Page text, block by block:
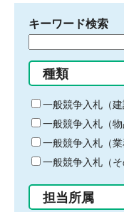
キーワード検索
る
キ
ー
ワ
ー
ド
入
力
種類
一般競争入札（建
一般競争入札（物
一般競争入札（業
一般競争入札（そ
担当所属